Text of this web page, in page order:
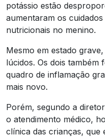
potássio estão
aumentaram os
nutricionais no menino.
Mesmo em estado
lúcidos. Os dois também
quadro de inflamação
mais novo.
Porém, segundo a
o atendimento médico,
clínica das crianças, que